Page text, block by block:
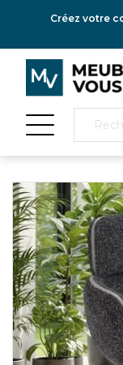
Créez votre